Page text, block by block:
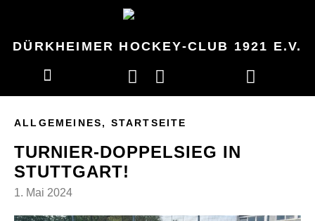
DÜRKHEIMER HOCKEY-CLUB 1921 E.V.
ALLGEMEINES, STARTSEITE
TURNIER-DOPPELSIEG IN
STUTTGART!
1. Mai 2024